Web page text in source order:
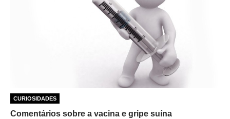
CURIOSIDADES
Comentários sobre a vacina e gripe suína